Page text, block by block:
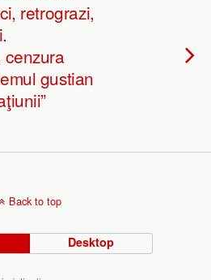
retrograzi,
cenzura
gustian
Back to top
Desktop